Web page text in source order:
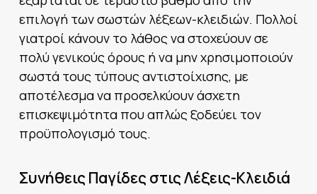
επιλογή των σωστών λέξεων-κλειδιών. Πολλοί
γιατροί κάνουν το λάθος να στοχεύουν σε
πολύ γενικούς όρους ή να μην χρησιμοποιούν
σωστά τους τύπους αντιστοίχισης, με
αποτέλεσμα να προσελκύουν άσχετη
επισκεψιμότητα που απλώς ξοδεύει τον
προϋπολογισμό τους.
Συνήθεις Παγίδες στις Λέξεις-Κλειδιά